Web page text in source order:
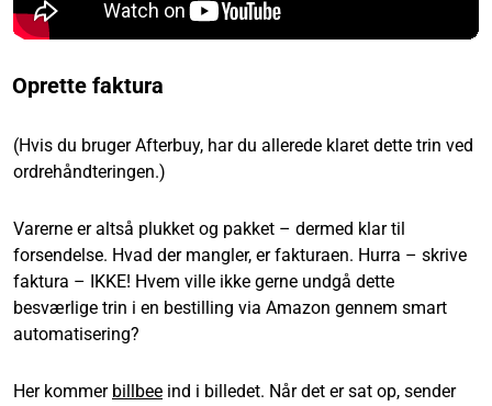
Oprette faktura
(Hvis du bruger Afterbuy, har du allerede klaret dette trin ved
ordrehåndteringen.)
Varerne er altså plukket og pakket – dermed klar til
forsendelse. Hvad der mangler, er fakturaen. Hurra – skrive
faktura – IKKE! Hvem ville ikke gerne undgå dette
besværlige trin i en bestilling via Amazon gennem smart
automatisering?
Her kommer billbee ind i billedet. Når det er sat op, sender